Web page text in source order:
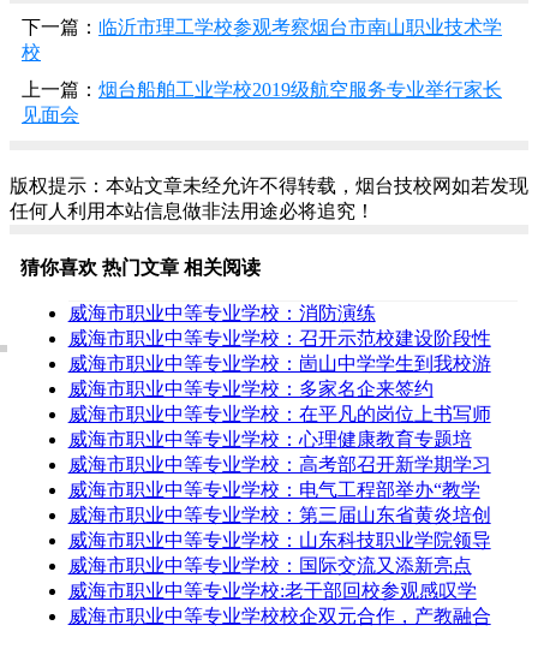
下一篇： 临沂市理工学校参观考察烟台市南山职业技术学
校
上一篇： 烟台船舶工业学校2019级航空服务专业举行家长
见面会
版权提示：本站文章未经允许不得转载，烟台技校网如若发现
任何人利用本站信息做非法用途必将追究！
猜你喜欢 热门文章 相关阅读
威海市职业中等专业学校：消防演练
威海市职业中等专业学校：召开示范校建设阶段性
威海市职业中等专业学校：崮山中学学生到我校游
威海市职业中等专业学校：多家名企来签约
威海市职业中等专业学校：在平凡的岗位上书写师
威海市职业中等专业学校：心理健康教育专题培
威海市职业中等专业学校：高考部召开新学期学习
威海市职业中等专业学校：电气工程部举办“教学
威海市职业中等专业学校：第三届山东省黄炎培创
威海市职业中等专业学校：山东科技职业学院领导
威海市职业中等专业学校：国际交流又添新亮点
威海市职业中等专业学校:老干部回校参观感叹学
威海市职业中等专业学校校企双元合作，产教融合